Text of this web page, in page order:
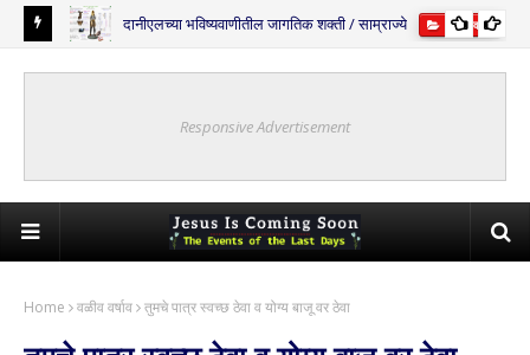
दानीएलच्या भविष्यवाणीतील जागतिक शक्ती / साम्राज्ये भविष्यवाणी
Responsive Advertisement
Home वळीव वर्षाव तुमचे पात्र स्वच्छ ठेवा व योग्य बाजू वर ठेवा